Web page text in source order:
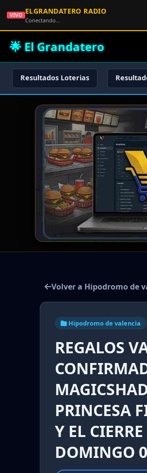
🌟 El Grandatero
Resultados Loterias
Volver a Hipodromo de
Hipodromo de valencia
REGALOS
PRINCESA
Y EL
DOMINGO
VIVO ELGRANDATERO RADIO
Conectando…